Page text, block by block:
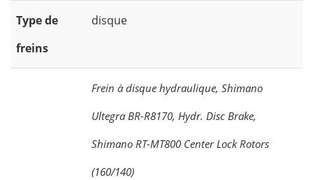
Type de
freins
disque
Frein à disque hydraulique, Shimano
Ultegra BR-R8170, Hydr. Disc Brake,
Shimano RT-MT800 Center Lock Rotors
(160/140)